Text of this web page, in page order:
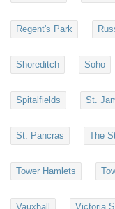
Regent's Park
Shoreditch Soho
Spitalfields St.
St. Pancras The
Tower Hamlets
Vauxhall Victoria